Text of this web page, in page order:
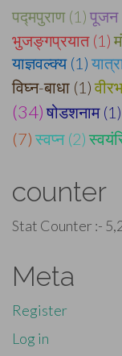
पद्मपुराण (1) पूजन
भुजङ्गप्रयात (1)
याज्ञवल्क्य (1)
विघ्न-बाधा (1)
(34) षोडशनाम (1)
(7) स्वप्न (2)
counter
Stat Counter :-
Meta
Register
Log in